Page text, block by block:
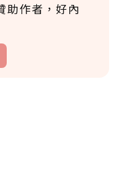
助作者，好內